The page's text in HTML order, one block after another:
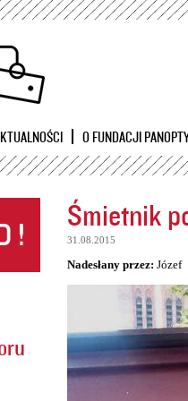
O FUNDACJI
Śmietnik
31.08.2015
Nadesłany przez: Józef